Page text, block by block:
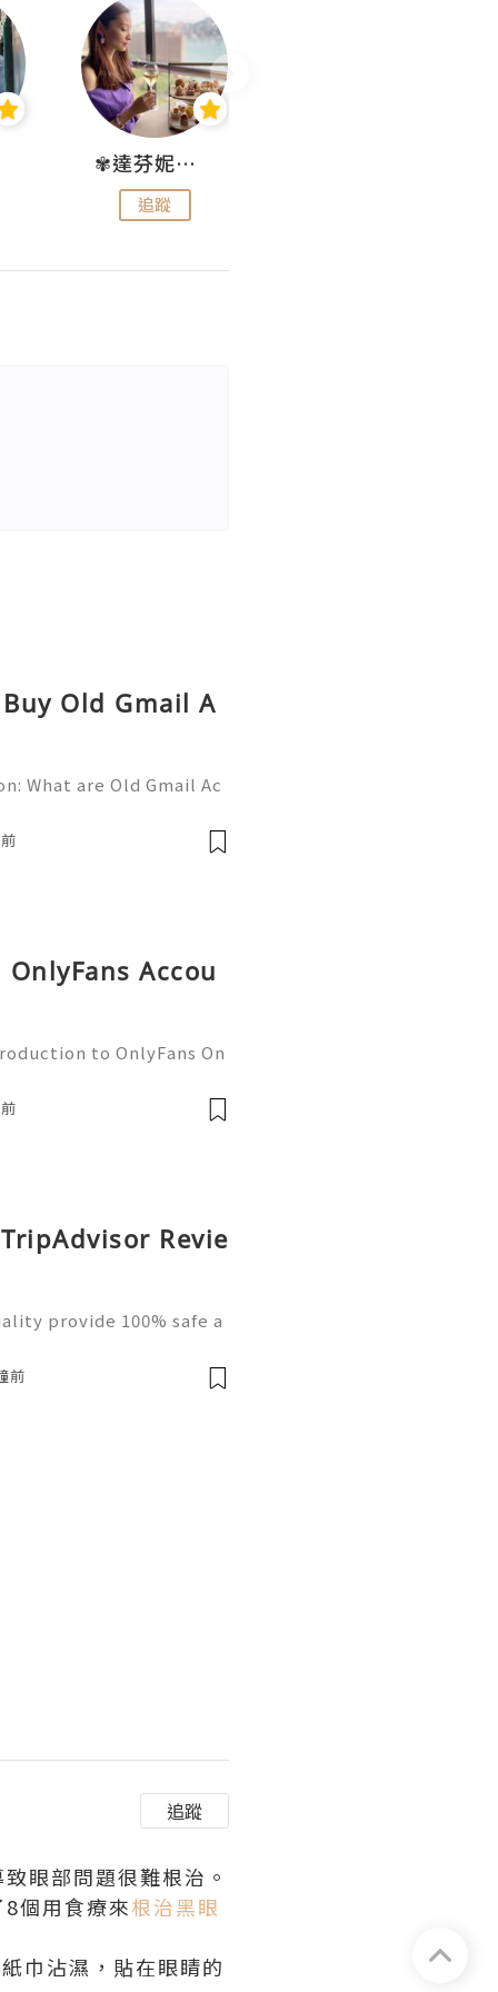
✾達芬妮•愛孩子•愛生活✾
追蹤
Old Gmail A
What are Old Gmail Ac
so, old Gmail accounts
Accou
to OnlyFans On
connect directly with
Revie
provide 100% safe a
entrust with likely cli
前
追蹤
眼部問題很難根治。
個用食療來根治黑眼
巾沾濕，貼在眼睛的